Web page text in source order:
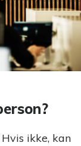
ikke, kan